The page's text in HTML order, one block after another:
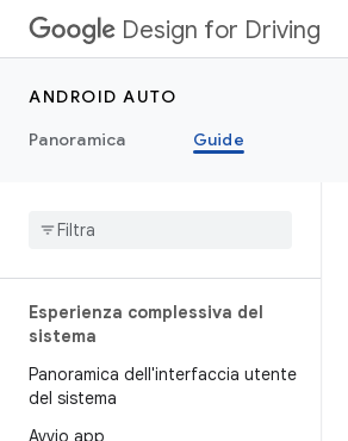
Design for Driving
ANDROID AUTO
Panoramica
Guide
Esperienza complessiva del
sistema
Panoramica dell'interfaccia utente
del sistema
Avvio app